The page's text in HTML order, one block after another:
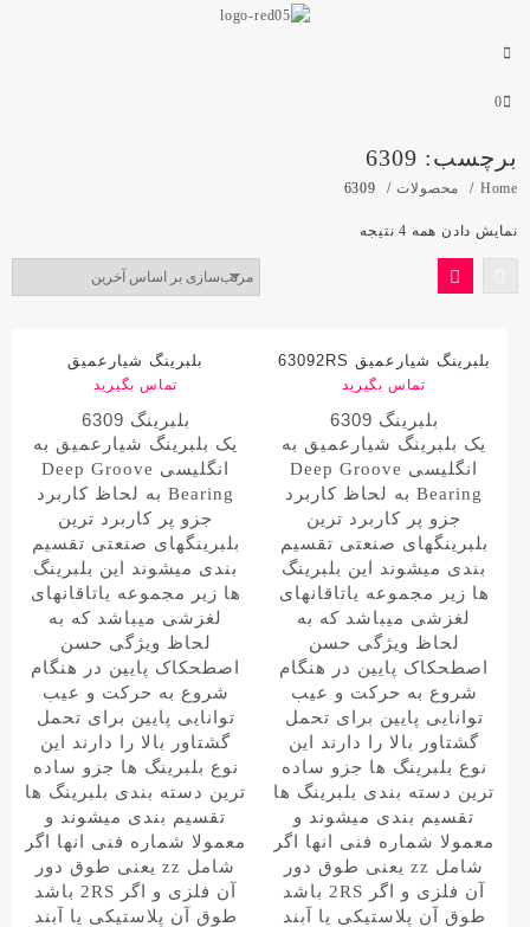
0
برچسب: 6309
Home محصولات 6309
نمایش دادن همه 4 نتیجه
بلبرینگ شیارعمیق
جی بی آر
تماس بگیرید
بلبرینگ 6309
یک بلبرینگ شیارعمیق به
انگلیسی Deep Groove
Bearing به لحاظ کاربرد
جزو پر کاربرد ترین
بلبرینگهای صنعتی تقسیم
بندی میشوند این بلبرینگ
ها زیر مجموعه یاتاقانهای
لغزشی میباشد که به
لحاظ ویژگی حسن
اصطحکاک پایین در هنگام
شروع به حرکت و عیب
توانایی پایین برای تحمل
گشتاور بالا را دارند این
نوع بلبرینگ ها جزو ساده
ترین دسته بندی بلبرینگ ها
تقسیم بندی میشوند و
معمولا شماره فنی انها اگر
شامل zz یعنی طوق دور
آن فلزی و اگر 2RS باشد
طوق آن پلاستیکی یا آبند
بلبرینگ شیارعمیق 63092RS
با مارک JBR/ جی بی آرتماس بگیرید
بلبرینگ 6309
یک بلبرینگ شیارعمیق به
انگلیسی Deep Groove
Bearing به لحاظ کاربرد
جزو پر کاربرد ترین
بلبرینگهای صنعتی تقسیم
بندی میشوند این بلبرینگ
ها زیر مجموعه یاتاقانهای
لغزشی میباشد که به
لحاظ ویژگی حسن
اصطحکاک پایین در هنگام
شروع به حرکت و عیب
توانایی پایین برای تحمل
گشتاور بالا را دارند این
نوع بلبرینگ ها جزو ساده
ترین دسته بندی بلبرینگ ها
تقسیم بندی میشوند و
معمولا شماره فنی انها اگر
شامل zz یعنی طوق دور
آن فلزی و اگر 2RS باشد
طوق آن پلاستیکی یا آبند